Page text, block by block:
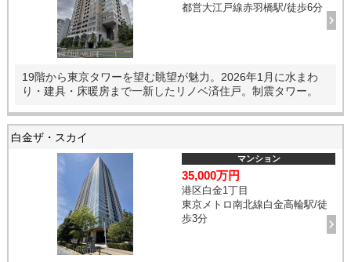
都営大江戸線赤羽橋駅/徒歩6分
19階から東京タワーを望む眺望が魅力。2026年1月に水まわ
り・建具・床暖房まで一新したリノベ済住戸。制震タワー。
マンション
35,000万円
港区白金1丁目
東京メトロ南北線白金高輪駅/徒
歩3分
白金ザ・スカイ